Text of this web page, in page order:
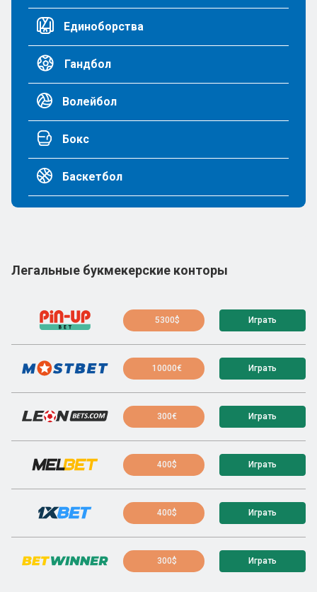
Единоборства
Гандбол
Волейбол
Бокс
Баскетбол
Легальные букмекерские конторы
5300$ Играть
10000€ Играть
300€ Играть
400$ Играть
400$ Играть
300$ Играть